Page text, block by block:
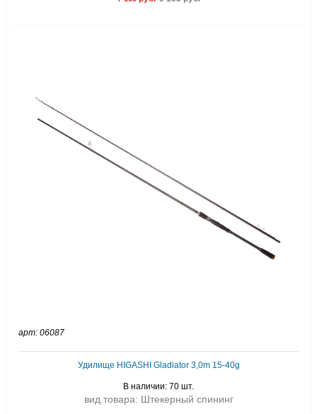
арт: 06087
Удилище HIGASHI Gladiator 3,0m 15-40g
В наличии: 70 шт.
вид товара: Штекерный спининг